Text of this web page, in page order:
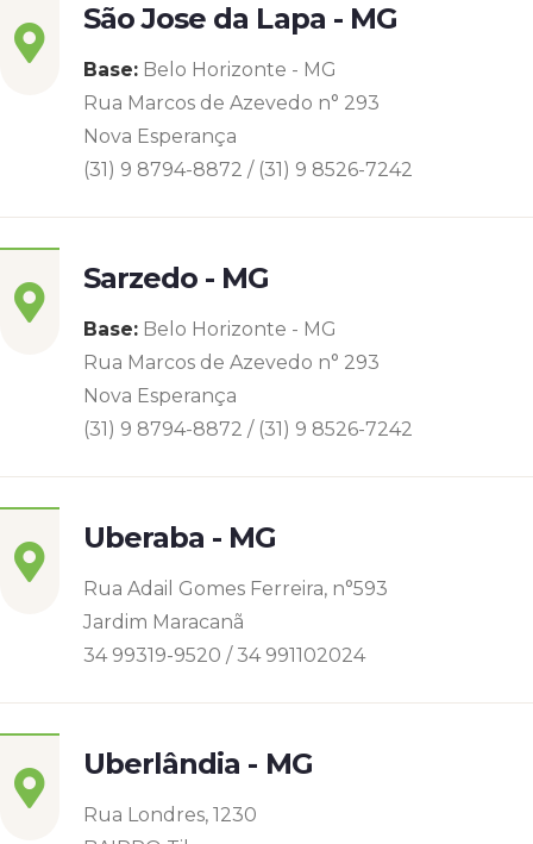
São Jose da Lapa - MG
Base: Belo Horizonte - MG
Rua Marcos de Azevedo n° 293
Nova Esperança
(31) 9 8794-8872 / (31) 9 8526-7242
Sarzedo - MG
Base: Belo Horizonte - MG
Rua Marcos de Azevedo n° 293
Nova Esperança
(31) 9 8794-8872 / (31) 9 8526-7242
Uberaba - MG
Rua Adail Gomes Ferreira, n°593
Jardim Maracanã
34 99319-9520 / 34 991102024
Uberlândia - MG
Rua Londres, 1230